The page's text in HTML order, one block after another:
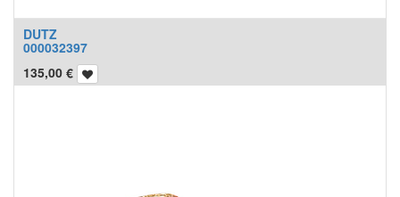
DUTZ
000032397
135,00 €